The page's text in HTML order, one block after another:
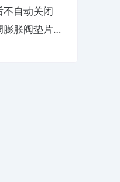
自动关闭
胀阀垫片生